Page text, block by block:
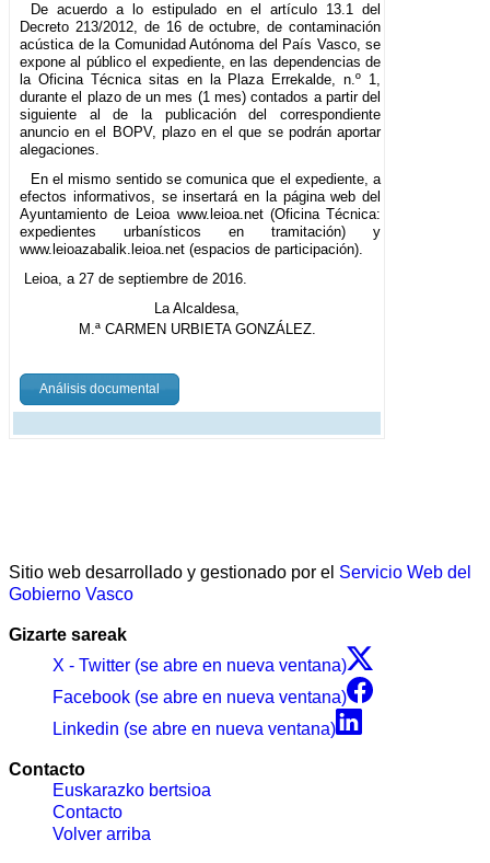
De acuerdo a lo estipulado en el artículo 13.1 del
Decreto 213/2012, de 16 de octubre, de contaminación
acústica de la Comunidad Autónoma del País Vasco, se
expone al público el expediente, en las dependencias de
la Oficina Técnica sitas en la Plaza Errekalde, n.º 1,
durante el plazo de un mes (1 mes) contados a partir del
siguiente al de la publicación del correspondiente
anuncio en el BOPV, plazo en el que se podrán aportar
alegaciones.
En el mismo sentido se comunica que el expediente, a
efectos informativos, se insertará en la página web del
Ayuntamiento de Leioa www.leioa.net (Oficina Técnica:
expedientes urbanísticos en tramitación) y
www.leioazabalik.leioa.net (espacios de participación).
Leioa, a 27 de septiembre de 2016.
La Alcaldesa,
M.ª CARMEN URBIETA GONZÁLEZ.
Análisis documental
Sitio web desarrollado y gestionado por el Servicio Web del
Gobierno Vasco
Gizarte sareak
X - Twitter (se abre en nueva ventana)
Facebook (se abre en nueva ventana)
Linkedin (se abre en nueva ventana)
Contacto
Euskarazko bertsioa
Contacto
Volver arriba